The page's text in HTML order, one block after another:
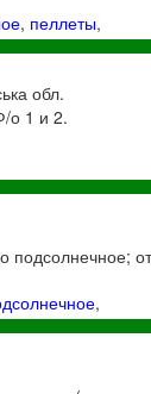
, пеллеты,
обл.
о 1 и 2.
,